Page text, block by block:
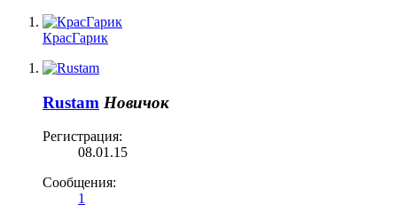
КрасГарик
Rustam Новичок
Регистрация:
08.01.15
Сообщения:
1